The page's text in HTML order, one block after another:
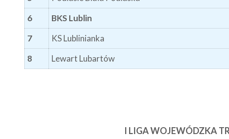
6
BKS Lublin
7
KS Lublinianka
8
Lewart Lubartów
I LIGA WOJEWÓDZKA